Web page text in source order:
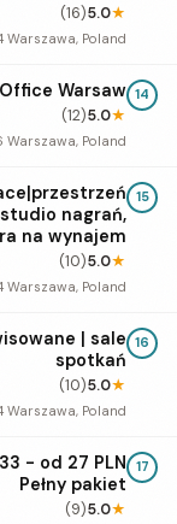
★
5.0
(16)
Warszawa, Poland
14
Warsaw
★
5.0
(12)
Warszawa, Poland
15
nagrań,
na wynajem
★
5.0
(10)
Warszawa, Poland
16
| sale
spotkań
★
5.0
(10)
Warszawa, Poland
17
- od 27 PLN
Pełny pakiet
★
5.0
(9)